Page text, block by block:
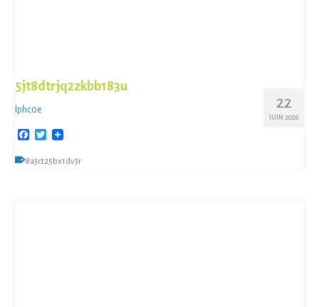
22
JUIN 2026
5jt8dtrjq2zkbb183u
lphc0e
Facebook
Twitter
8a3ct25bx1dv3r